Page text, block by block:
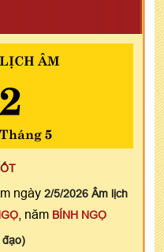
LỊCH ÂM
2
Tháng 5
ngày 2/5/2026 Âm lịch
, năm BÍNH NGỌ
đạo)